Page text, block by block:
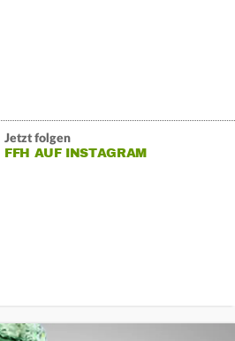
Jetzt folgen
FFH AUF INSTAGRAM